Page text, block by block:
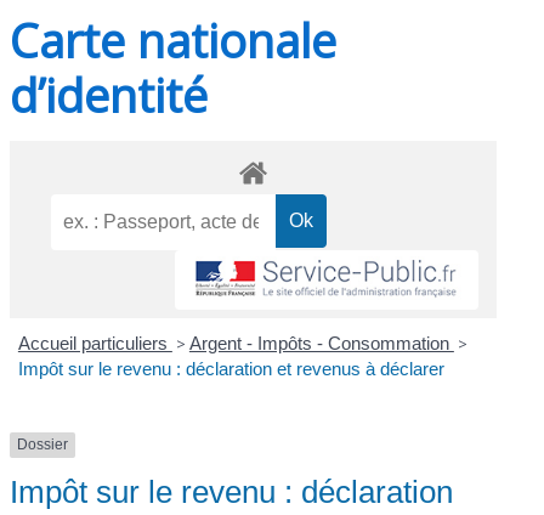
Carte nationale
d’identité
Accueil particuliers > Argent - Impôts - Consommation >
Impôt sur le revenu : déclaration et revenus à déclarer
Dossier
Impôt sur le revenu : déclaration